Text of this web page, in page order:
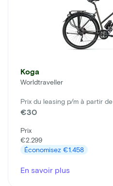
Koga
Worldtraveller
Prix du leasing p/m à partir de
€30
Prix
€2.299
Économisez €1.458
En savoir plus